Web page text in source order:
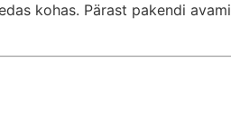
kohas. Pärast pakendi